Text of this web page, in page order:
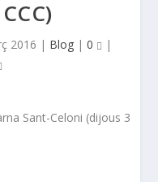
2016 | Blog | 0 |